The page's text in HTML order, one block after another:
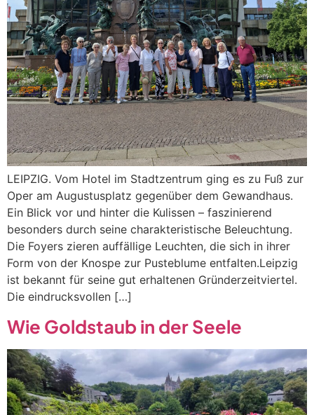
LEIPZIG. Vom Hotel im Stadtzentrum ging es zu Fuß zur
Oper am Augustusplatz gegenüber dem Gewandhaus.
Ein Blick vor und hinter die Kulissen – faszinierend
besonders durch seine charakteristische Beleuchtung.
Die Foyers zieren auffällige Leuchten, die sich in ihrer
Form von der Knospe zur Pusteblume entfalten.Leipzig
ist bekannt für seine gut erhaltenen Gründerzeitviertel.
Die eindrucksvollen […]
Wie Goldstaub in der Seele